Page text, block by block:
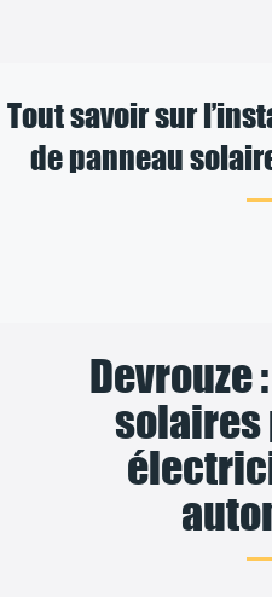
Tout savoir sur
de panneau
Devrouze
solaires